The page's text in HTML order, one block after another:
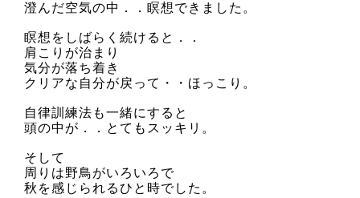
澄んだ空気の中．．瞑想できました。
瞑想をしばらく続けると．．
肩こりが治まり
気分が落ち着き
クリアな自分が戻って・・ほっこり。
自律訓練法も一緒にすると
頭の中が．．とてもスッキリ。
そして
周りは野鳥がいろいろで
秋を感じられるひと時でした。